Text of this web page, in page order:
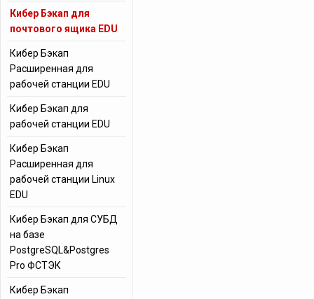
Кибер Бэкап для
почтового ящика EDU
Кибер Бэкап
Расширенная для
рабочей станции EDU
Кибер Бэкап для
рабочей станции EDU
Кибер Бэкап
Расширенная для
рабочей станции Linux
EDU
Кибер Бэкап для СУБД
на базе
PostgreSQL&Postgres
Pro ФСТЭК
Кибер Бэкап